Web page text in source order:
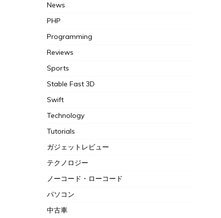
News
PHP
Programming
Reviews
Sports
Stable Fast 3D
Swift
Technology
Tutorials
ガジェットレビュー
テクノロジー
ノーコード・ローコード
パソコン
中古車